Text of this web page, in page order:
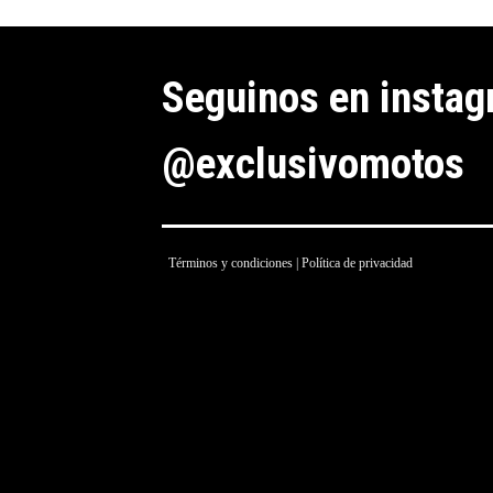
Seguinos en
@exclusivomotos
Términos y condiciones Política de privacidad